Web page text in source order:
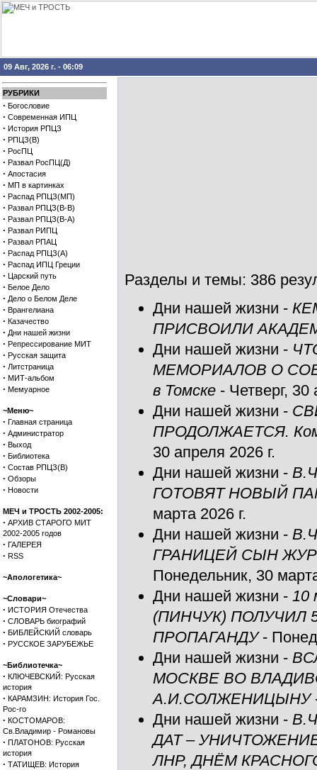
09 Авг, 2026 г. - 06:09
РУБРИКИ
· Богословие
· Современная ИПЦ
· История РПЦЗ
· РПЦЗ(В)
· РосПЦ
· Развал РосПЦ(Д)
· Апостасия
· МП в картинках
· Распад РПЦЗ(МП)
· Развал РПЦЗ(В-В)
· Развал РПЦЗ(В-А)
· Развал РИПЦ
· Развал РПАЦ
· Распад РПЦЗ(А)
· Распад ИПЦ Греции
· Царский путь
· Белое Дело
· Дело о Белом Деле
· Врангелиана
· Казачество
· Дни нашей жизни
· Репрессирование МИТ
· Русская защита
· Литстраница
· МИТ-альбом
· Мемуарное
~Меню~
· Главная страница
· Администратор
· Выход
· Библиотека
· Состав РПЦЗ(В)
· Обзоры
· Новости
МЕЧ и ТРОСТЬ 2002-2005:
· АРХИВ СТАРОГО МИТ
2002-2005 годов
· ГАЛЕРЕЯ
· RSS
~Апологетика~
~Словари~
· ИСТОРИЯ Отечества
· СЛОВАРЬ биографий
· БИБЛЕЙСКИЙ словарь
· РУССКОЕ ЗАРУБЕЖЬЕ
~Библиотечка~
· КЛЮЧЕВСКИЙ: Русская
история
· КАРАМЗИН: История Гос.
Рос-го
· КОСТОМАРОВ:
Св.Владимир - Романовы
· ПЛАТОНОВ: Русская
история
· ТАТИЩЕВ: История
Разделы и темы: 386
Дни нашей жизни -
ПРИСВОИЛИ
Дни нашей жизни -
МЕМОРИАЛОВ О
в Томске - Четверг, 30
Дни нашей жизни -
ПРОДОЛЖАЕТСЯ.
30 апреля 2026 г.
Дни нашей жизни -
ГОТОВЯТ НОВЫЙ
марта 2026 г.
Дни нашей жизни -
ГРАНИЦЕЙ СЫН
Понедельник, 30
Дни нашей жизни - 10
(ПИНЧУК) ПОЛУЧИЛ
ПРОПАГАНДУ-
Дни нашей жизни -
МОСКВЕ ВО
А.И.СОЛЖЕНИЦЫНУ
Дни нашей жизни -
ДАТ –
ЛНР, ДНЁМ